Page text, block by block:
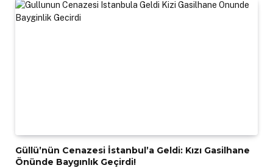
Güllü’nün Cenazesi İstanbul’a Geldi: Kızı Gasilhane
Önünde Baygınlık Geçirdi!